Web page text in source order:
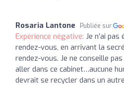
Rosaria Lantone Publiée sur
Expérience négative: Je n’ai
rendez-vous, en arrivant la
rendez-vous. Je ne conseille
aller dans ce cabinet…aucune
devrait se recycler dans un